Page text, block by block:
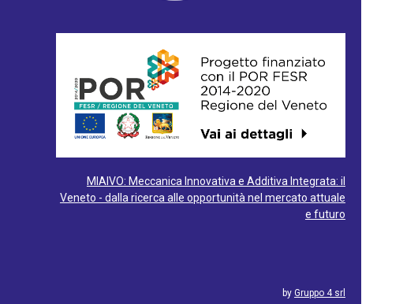
MIAIVO: Meccanica Innovativa e Additiva Integrata: il
Veneto - dalla ricerca alle opportunità nel mercato attuale
e futuro
by Gruppo 4 srl